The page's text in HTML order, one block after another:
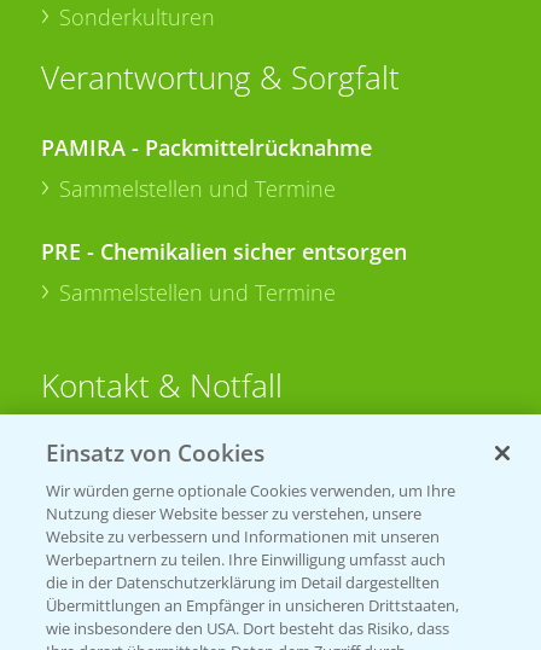
Sonderkulturen
Verantwortung & Sorgfalt
PAMIRA - Packmittelrücknahme
Sammelstellen und Termine
PRE - Chemikalien sicher entsorgen
Sammelstellen und Termine
Kontakt & Notfall
Beratung auf WhatsApp
T.+49 (0)174 346 564 1
KONTAKT
Hilfe in Notfällen
Einsatz von Cookies
Wir würden gerne optionale Cookies verwenden, um Ihre
Nutzung dieser Website besser zu verstehen, unsere
Website zu verbessern und Informationen mit unseren
Werbepartnern zu teilen. Ihre Einwilligung umfasst auch
die in der Datenschutzerklärung im Detail dargestellten
Übermittlungen an Empfänger in unsicheren Drittstaaten,
wie insbesondere den USA. Dort besteht das Risiko, dass